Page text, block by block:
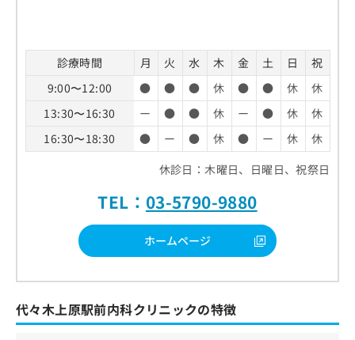
診療時間 月 火 水 木 金 土 日
祝
9:00〜12:00
● ● ● 休 ● ● 休
休
13:30〜16:30
ー ● ● 休 ー ● 休
休
16:30〜18:30
● ー ● 休 ● ー 休
休
休診日：木曜日、日曜日、祝祭日
TEL： 03-5790-9880
ホームページ
代々木上原駅前内科クリニックの特徴